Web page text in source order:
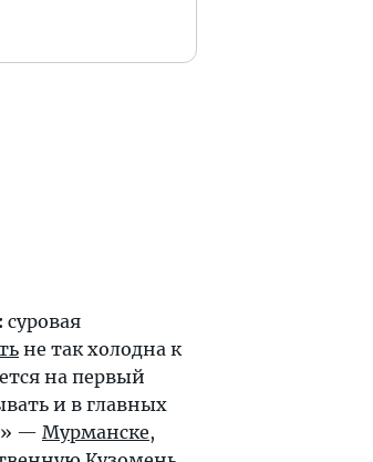
суровая
не так холодна к
на первый
и в главных
— Мурманске,